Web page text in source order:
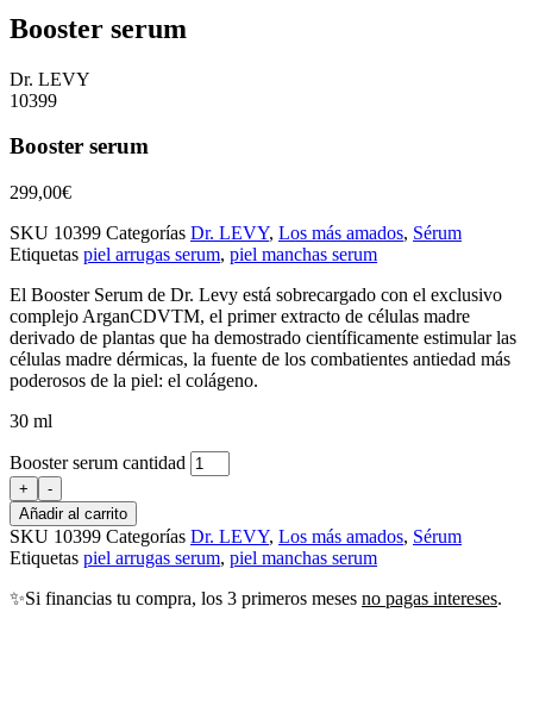
Booster serum
Dr. LEVY
10399
Booster serum
299,00€
SKU 10399 Categorías Dr. LEVY, Los más amados, Sérum
Etiquetas piel arrugas serum, piel manchas serum
El Booster Serum de Dr. Levy está sobrecargado con el exclusivo
complejo ArganCDVTM, el primer extracto de células madre
derivado de plantas que ha demostrado científicamente estimular las
células madre dérmicas, la fuente de los combatientes antiedad más
poderosos de la piel: el colágeno.
30 ml
Booster serum cantidad
+
-
Añadir al carrito
SKU 10399 Categorías Dr. LEVY, Los más amados, Sérum
Etiquetas piel arrugas serum, piel manchas serum
✨Si financias tu compra, los 3 primeros meses no pagas intereses.